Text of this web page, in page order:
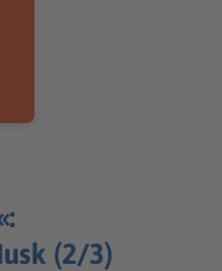
(2/3)